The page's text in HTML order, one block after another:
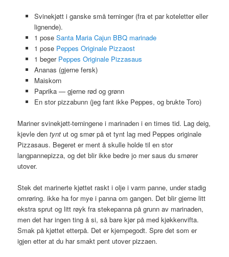
Svinekjøtt i ganske små terninger (fra et par koteletter eller
lignende).
1 pose Santa Maria Cajun BBQmarinade
1 pose Peppes Originale Pizzaost
1 beger Peppes Originale Pizzasaus
Ananas (gjerne fersk)
Maiskorn
Paprika — gjerne rød og grønn
En stor pizzabunn (jeg fant ikke Peppes, og brukte Toro)
Mariner svinekjøtt-terningene i marinaden i en times tid. Lag deig,
kjevle dentynt ut og smør på et tynt lag med Peppes originale
Pizzasaus. Begeret er ment å skulle holde til en stor
langpannepizza, og det blir ikke bedre jo mer saus du smører
utover.
Stek det marinerte kjøttet raskt i olje i varm panne, under stadig
omrøring. ikke ha for mye i panna om gangen. Det blir gjerne litt
ekstra sprut og litt røyk fra stekepanna på grunn av marinaden,
men det har ingen ting å si, så bare kjør på med kjøkkenvifta.
Smak på kjøttet etterpå. Det er kjempegodt. Spre det som er
igjen etter at du har smakt pent utover pizzaen.